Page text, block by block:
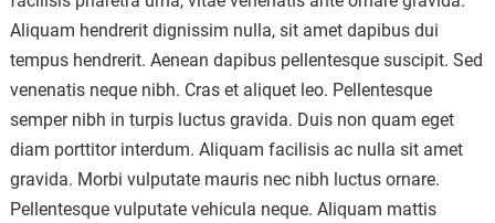
Aliquam hendrerit dignissim nulla, sit amet dapibus dui
tempus hendrerit. Aenean dapibus pellentesque suscipit. Sed
venenatis neque nibh. Cras et aliquet leo. Pellentesque
semper nibh in turpis luctus gravida. Duis non quam eget
diam porttitor interdum. Aliquam facilisis ac nulla sit amet
gravida. Morbi vulputate mauris nec nibh luctus ornare.
Pellentesque vulputate vehicula neque. Aliquam mattis